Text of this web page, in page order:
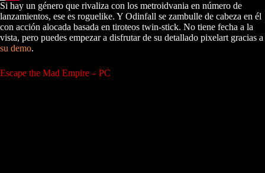
Si hay un género que rivaliza con los metroidvania en número de
lanzamientos, ese es roguelike. Y Odinfall se zambulle de cabeza en él
con acción alocada basada en tiroteos twin-stick. No tiene fecha a la
vista, pero puedes empezar a disfrutar de su detallado pixelart gracias a
su demo.
Escape the Mad Empire – PC